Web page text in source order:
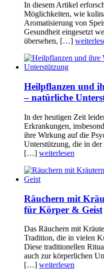
In diesem Artikel
Möglichkeiten, wie
Aromatisierung von
Gesundheit eingesetzt
übersehen, […]
Heilpflanzen und
– natürliche
In der heutigen Zeit
Erkrankungen,
ihre Wirkung auf die
Unterstützung, die in
[…] weiterlesen
Räuchern mit
für Körper & Geist
Das Räuchern mit
Tradition, die in vielen
Diese traditionellen
auch zur körperlichen
[…] weiterlesen